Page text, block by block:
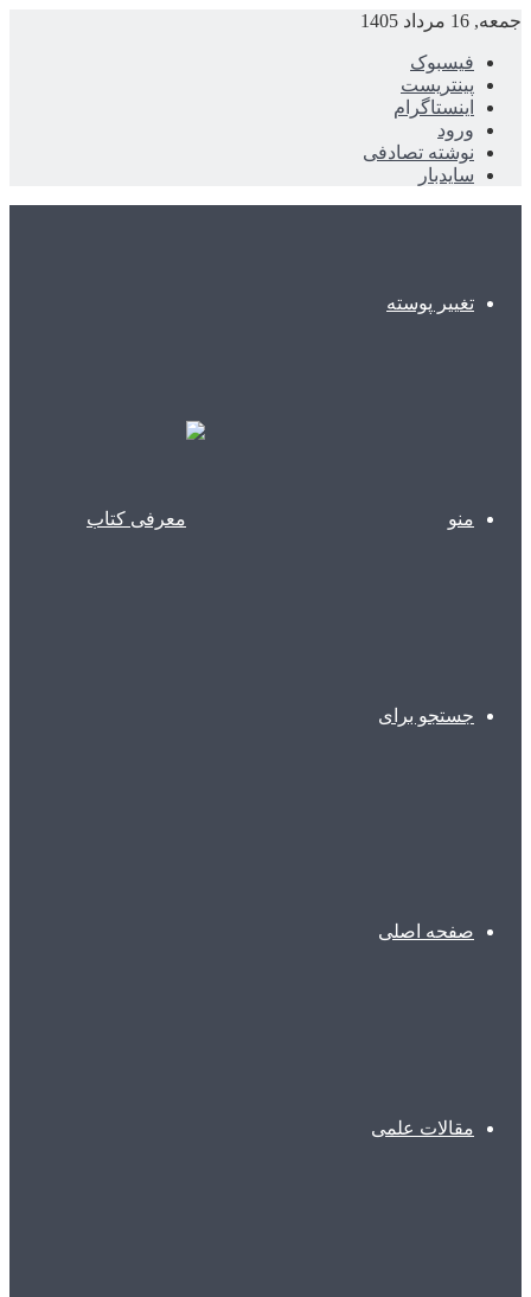
جمعه, 16 مرداد 1405
فیسبوک
پینتریست
اینستاگرام
ورود
نوشته تصادفی
سایدبار
تغییر پوسته
منو
جستجو برای
صفحه اصلی
مقالات علمی